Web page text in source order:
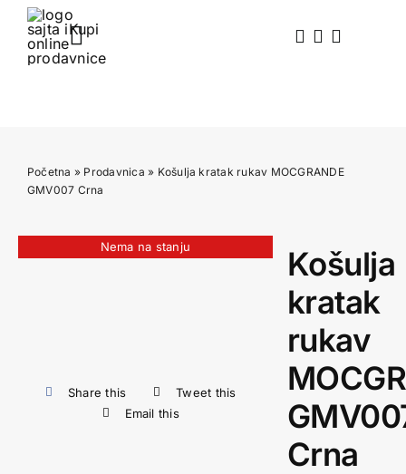
Skip
content
Toggle
Akcija
Blog
Početna » Prodavnica » Košulja kratak rukav MOCGRANDE
GMV007 Crna
Nema na stanju
Share this
Tweet this
Email this
Košulja
kratak
rukav
Crna